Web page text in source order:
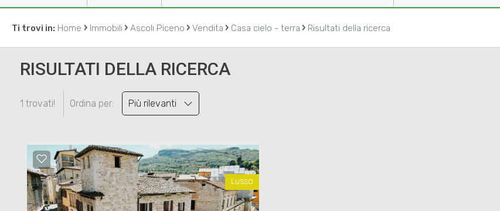
Ti trovi in: Home › Immobili › Ascoli Piceno › Vendita › Casa cielo - terra › Risultati della ricerca
RISULTATI DELLA RICERCA
1 trovati! Ordina per: Più rilevanti
LUSSO